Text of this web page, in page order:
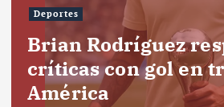
Deportes
Brian Rodríguez
críticas con gol en
América